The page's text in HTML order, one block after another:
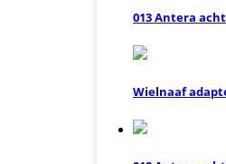
013 Antera
Wielnaaf